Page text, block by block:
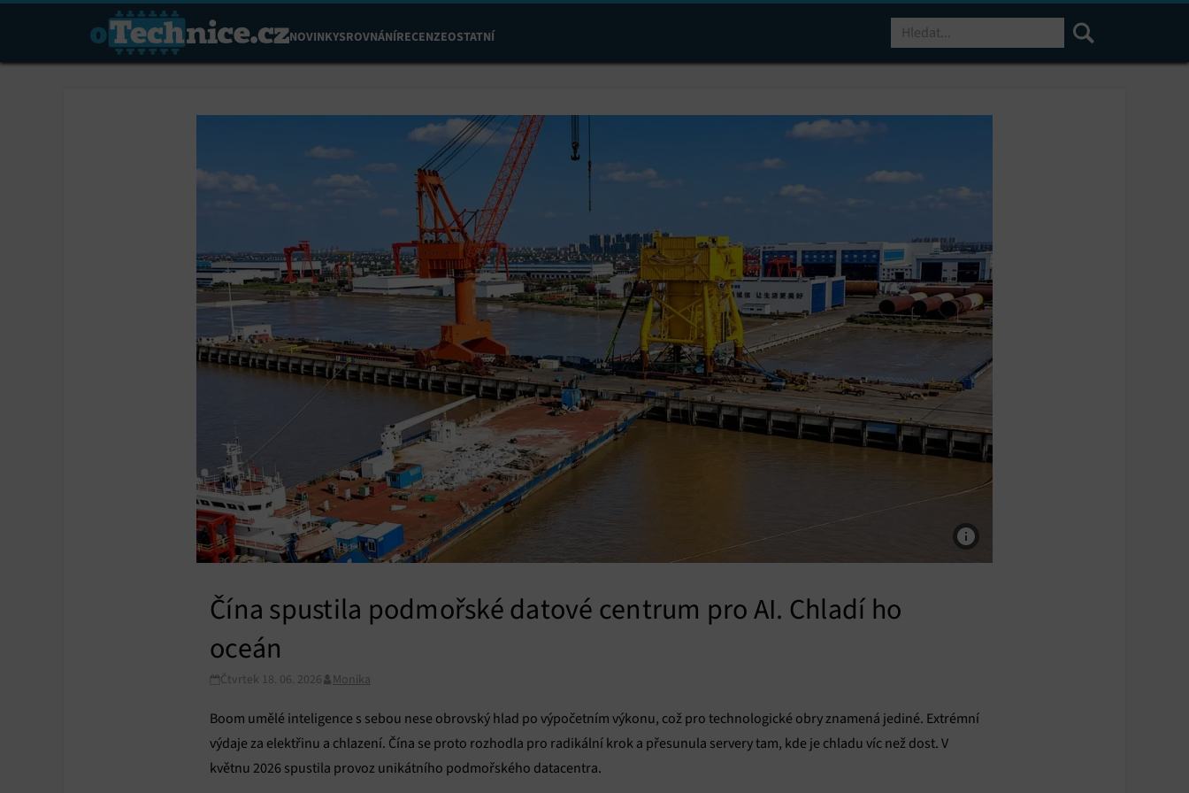
NOVINKYSROVNÁNÍRECENZEOSTATNÍ
Čína spustila podmořské datové centrum pro AI. Chladí ho
oceán
Čtvrtek 18. 06. 2026 Monika
Boom umělé inteligence s sebou nese obrovský hlad po výpočetním výkonu, což pro technologické obry znamená jediné. Extrémní
výdaje za elektřinu a chlazení. Čína se proto rozhodla pro radikální krok a přesunula servery tam, kde je chladu víc než dost. V
květnu 2026 spustila provoz unikátního podmořského datacentra.